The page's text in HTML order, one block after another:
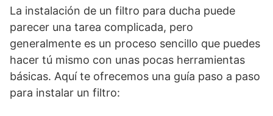
La instalación de un filtro para ducha puede
parecer una tarea complicada, pero
generalmente es un proceso sencillo que puedes
hacer tú mismo con unas pocas herramientas
básicas. Aquí te ofrecemos una guía paso a paso
para instalar un filtro: